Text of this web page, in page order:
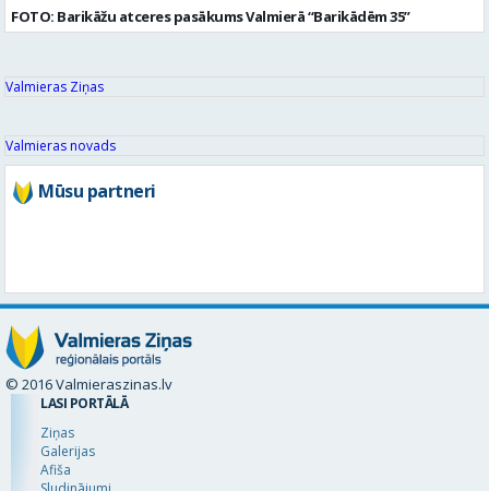
FOTO: Barikāžu atceres pasākums Valmierā “Barikādēm 35”
Valmieras Ziņas
Valmieras novads
Mūsu partneri
© 2016 Valmieraszinas.lv
LASI PORTĀLĀ
Ziņas
Galerijas
Afiša